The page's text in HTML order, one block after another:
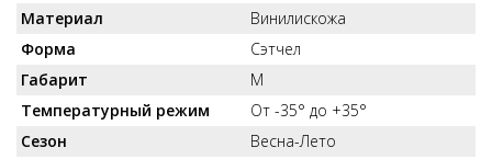
Материал
Винилискожа
Форма
Сэтчел
Габарит
M
Температурный режим
От -35° до +35°
Сезон
Весна-Лето